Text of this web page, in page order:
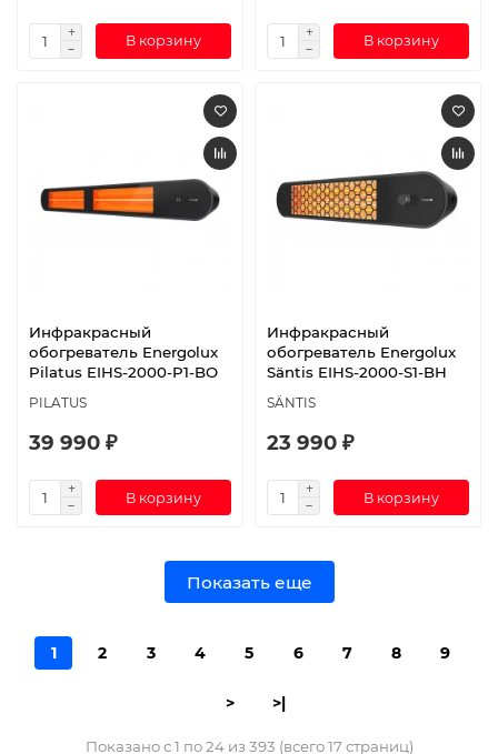
В корзину В корзину
Инфракрасный
обогреватель Energolux
Pilatus EIHS-2000-P1-BO
PILATUS
39 990 ₽
В корзину
Инфракрасный
обогреватель Energolux
Säntis EIHS-2000-S1-BH
SÄNTIS
23 990 ₽
В корзину
Показать еще
1 2 3 4 5 6 7 8 9
> >|
Показано с 1 по 24 из 393 (всего 17 страниц)